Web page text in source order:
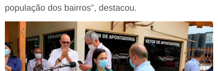
população dos bairros”, destacou.